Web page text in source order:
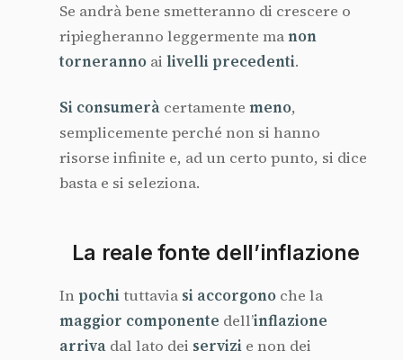
Se andrà bene smetteranno di crescere o
ripiegheranno leggermente manon
torneranno ai livelli precedenti.
Si consumerà certamente meno,
semplicemente perché non si hanno
risorse infinite e, ad un certo punto, si dice
basta e si seleziona.
La reale fonte dell’inflazione
In pochituttavia si accorgono che la
maggior componente dell’inflazione
arriva dal lato dei servizi e non dei